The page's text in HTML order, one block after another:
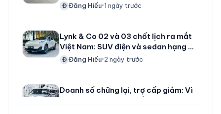
600 triệu đồng, hứa hẹn khuấy động
Đ Đăng Hiếu•1 ngày trước
Lynk & Co 02 và 03 chốt lịch ra mắt
Việt Nam: SUV điện và sedan hạng C
cùng xuất hiện vào ngày 11/8
Đ Đăng Hiếu•2 ngày trước
Doanh số chững lại, trợ cấp giảm: Vì